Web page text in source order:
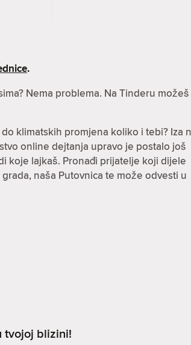
.
Nema problema. Na Tinderu možeš
klimatskih promjena koliko i tebi? Iza
online dejtanja upravo je postalo još
koje lajkaš. Pronađi prijatelje koji dijele
naša Putovnica te može odvesti u
tvojoj blizini!